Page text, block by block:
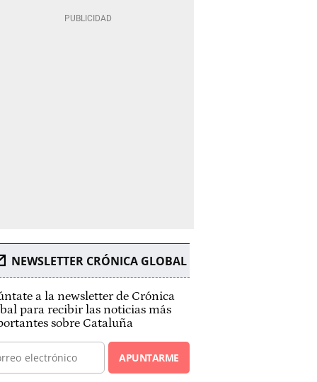
NEWSLETTER CRÓNICA GLOBAL
a la newsletter de Crónica
para recibir las noticias más
sobre Cataluña
APUNTARME